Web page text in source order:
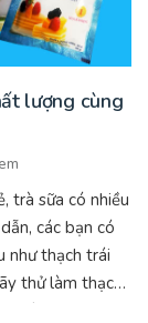
lượng cùng
trà sữa có nhiều
các bạn có
như thạch trái
thử làm thạch
thích với vị ngọt